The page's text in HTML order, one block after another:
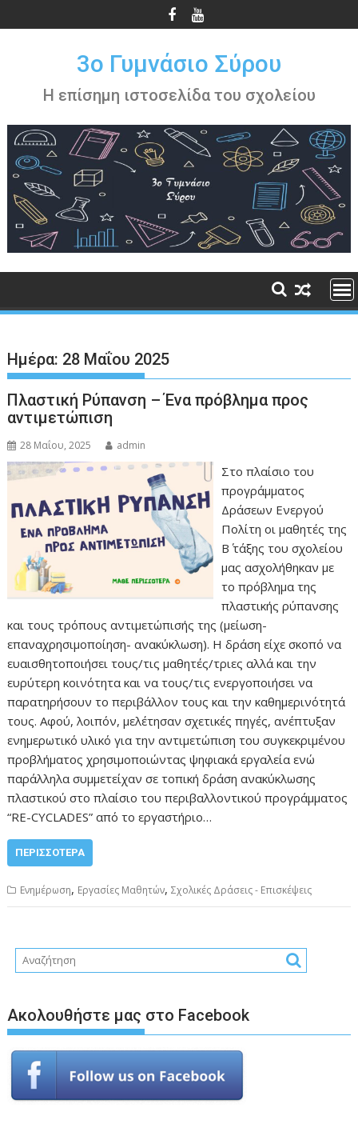
στο
3ο Γυμνάσιο Σύρου
Η επίσημη ιστοσελίδα του σχολείου
Ημέρα: 28 Μαΐου 2025
Πλαστική Ρύπανση – Ένα πρόβλημα προς
αντιμετώπιση
28 Μαΐου, 2025 admin
Στο πλαίσιο του
προγράμματος
Δράσεων Ενεργού
Πολίτη οι μαθητές της
Β΄ τάξης του σχολείου
μας ασχολήθηκαν με
το πρόβλημα της
πλαστικής ρύπανσης
και τους τρόπους αντιμετώπισής της (μείωση-
επαναχρησιμοποίηση- ανακύκλωση). Η δράση είχε σκοπό να
ευαισθητοποιήσει τους/τις μαθητές/τριες αλλά και την
ευρύτερη κοινότητα και να τους/τις ενεργοποιήσει να
παρατηρήσουν το περιβάλλον τους και την καθημερινότητά
τους. Αφού, λοιπόν, μελέτησαν σχετικές πηγές, ανέπτυξαν
ενημερωτικό υλικό για την αντιμετώπιση του συγκεκριμένου
προβλήματος χρησιμοποιώντας ψηφιακά εργαλεία ενώ
παράλληλα συμμετείχαν σε τοπική δράση ανακύκλωσης
πλαστικού στο πλαίσιο του περιβαλλοντικού προγράμματος
“RE-CYCLADES” από το εργαστήριο…
ΠΕΡΙΣΣΌΤΕΡΑ
Ενημέρωση, Εργασίες Μαθητών,Σχολικές Δράσεις - Επισκέψεις
Ακολουθήστε μας στο Facebook